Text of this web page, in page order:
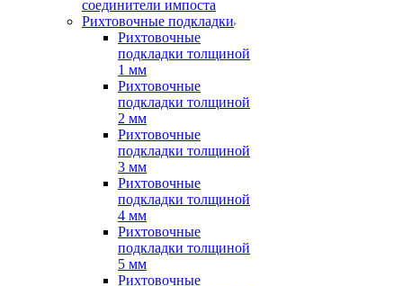
соединители импоста
Рихтовочные подкладки
Рихтовочные
подкладки толщиной
1 мм
Рихтовочные
подкладки толщиной
2 мм
Рихтовочные
подкладки толщиной
3 мм
Рихтовочные
подкладки толщиной
4 мм
Рихтовочные
подкладки толщиной
5 мм
Рихтовочные